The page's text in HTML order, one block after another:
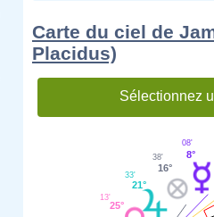
Carte du ciel de
Placidus)
Sélectionnez
8°
08'
16°
38'
21°
33'
25°
13'